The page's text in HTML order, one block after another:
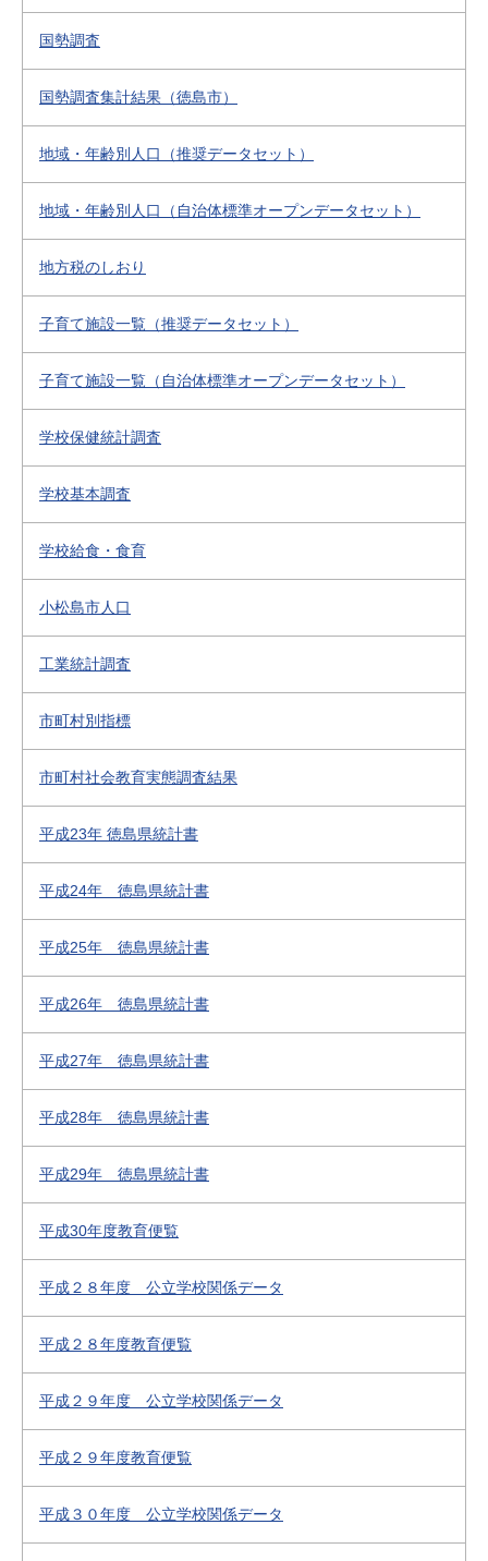
国勢調査
国勢調査集計結果（徳島市）
地域・年齢別人口（推奨データセット）
地域・年齢別人口（自治体標準オープンデータセット）
地方税のしおり
子育て施設一覧（推奨データセット）
子育て施設一覧（自治体標準オープンデータセット）
学校保健統計調査
学校基本調査
学校給食・食育
小松島市人口
工業統計調査
市町村別指標
市町村社会教育実態調査結果
平成23年 徳島県統計書
平成24年 徳島県統計書
平成25年 徳島県統計書
平成26年 徳島県統計書
平成27年 徳島県統計書
平成28年 徳島県統計書
平成29年 徳島県統計書
平成30年度教育便覧
平成２８年度 公立学校関係データ
平成２８年度教育便覧
平成２９年度 公立学校関係データ
平成２９年度教育便覧
平成３０年度 公立学校関係データ